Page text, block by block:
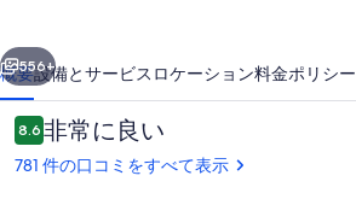
ァ
ン
レ
ン
次へ
556+
概要設備とサービス ロケーション料金ポリシー
口
コ
ミ
8.610段階中8.6
非常に良い
781 件の口コミをすべて表示